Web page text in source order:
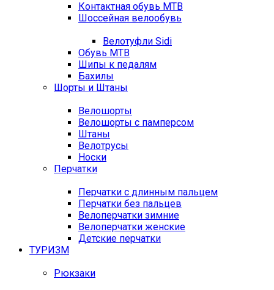
Контактная обувь MTB
Шоссейная велообувь
Велотуфли Sidi
Обувь MTB
Шипы к педалям
Бахилы
Шорты и Штаны
Велошорты
Велошорты с памперсом
Штаны
Велотрусы
Носки
Перчатки
Перчатки с длинным пальцем
Перчатки без пальцев
Велоперчатки зимние
Велоперчатки женские
Детские перчатки
ТУРИЗМ
Рюкзаки